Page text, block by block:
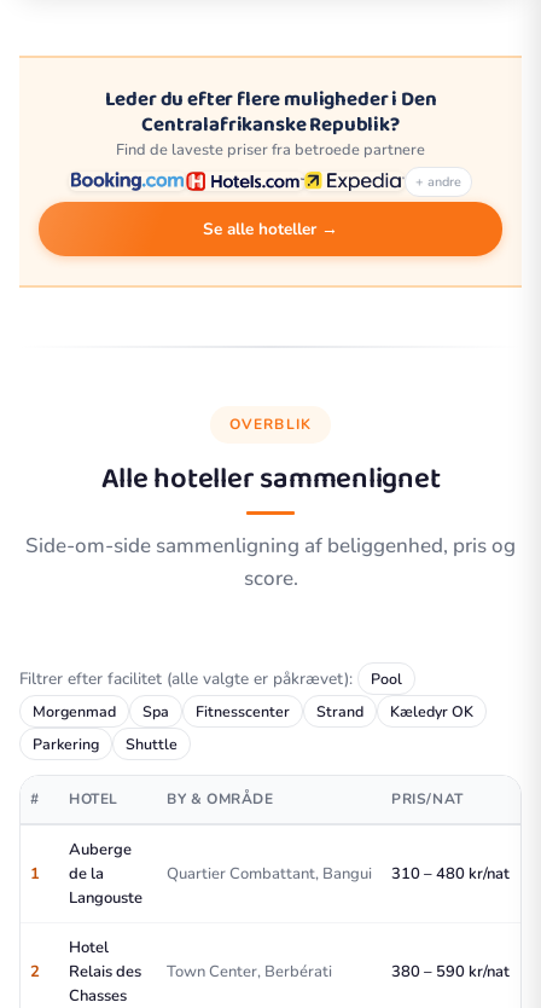
Leder du efter flere muligheder i Den
Centralafrikanske Republik?
Find de laveste priser fra betroede partnere
+ andre
Se alle hoteller →
OVERBLIK
Alle hoteller sammenlignet
Side-om-side sammenligning af beliggenhed, pris og
score.
Filtrer efter facilitet (alle valgte er påkrævet):
Pool
Morgenmad
Spa Fitnesscenter Strand
Kæledyr OK
Parkering
Shuttle
# HOTEL BY & OMRÅDE PRIS/NAT
1
Auberge
de la
Langouste
Quartier Combattant, Bangui 310 – 480 kr/nat
2
Hotel
Relais des
Chasses
Town Center, Berbérati 380 – 590 kr/nat